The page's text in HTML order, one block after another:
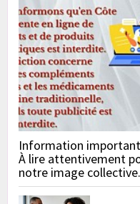
Information
À lire attentivement
notre image collective.